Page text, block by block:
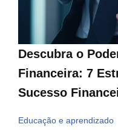
Descubra o
Financeira: 7
Sucesso
Educação e aprendizado